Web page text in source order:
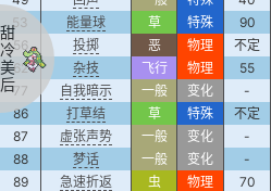
53
能量球 草 特殊 90
56
投掷 恶 物理 不定
62
杂技 飞行 物理 55
77
自我暗示 一般 变化 -
86
打草结 草 特殊 不定
87
虚张声势 一般 变化 -
88
梦话 一般 变化 -
89
急速折返 虫 物理 70
甜
冷
美
后